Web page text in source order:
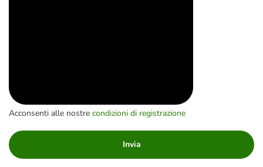
Acconsenti alle nostre condizioni di registrazione
Invia